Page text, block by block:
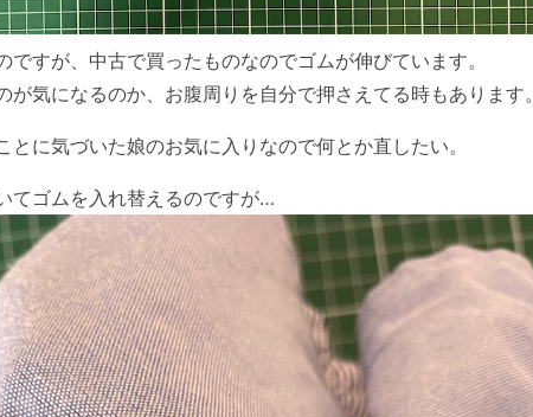
ですが、中古で買ったものなのでゴムが伸びています。
が気になるのか、お腹周りを自分で押さえてる時もあります。
に気づいた娘のお気に入りなので何とか直したい。
てゴムを入れ替えるのですが…